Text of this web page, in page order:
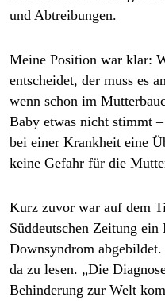
epaper login
und Abtreibungen.
Meine Position war klar:
entscheidet, der muss es
wenn schon im
Baby etwas nicht stimmt
bei einer Krankheit eine
keine Gefahr für die
Kurz zuvor war auf dem
Süddeutschen Zeitung ein
Downsyndrom
da zu lesen. „Die
Behinderung zur Welt